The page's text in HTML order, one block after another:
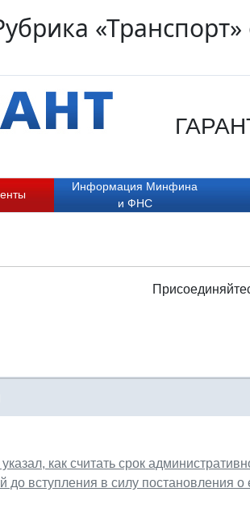
Информация Минфина
и ФНС
как считать срок
до вступления в силу постановления о